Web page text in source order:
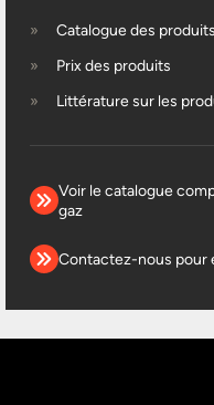
Catalogue des produits
Prix des produits
Littérature sur les
Voir le catalogue
gaz
Contactez-nous pour